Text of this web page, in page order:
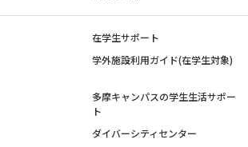
在学生サポート
学外施設利用ガイド(在学生対象)
多摩キャンパスの学生生活サポー
ト
ダイバーシティセンター